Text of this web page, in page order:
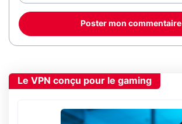
Poster mon commentaire
Le VPN conçu pour le gaming